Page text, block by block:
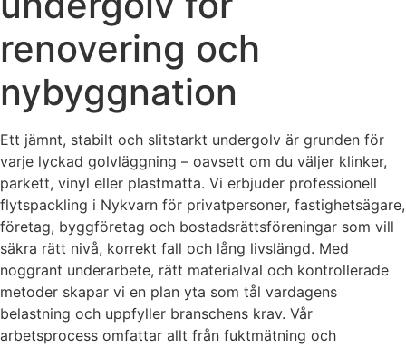
renovering och
nybyggnation
Ett jämnt, stabilt och slitstarkt undergolv är grunden för
varje lyckad golvläggning – oavsett om du väljer klinker,
parkett, vinyl eller plastmatta. Vi erbjuder professionell
flytspackling i Nykvarn för privatpersoner, fastighetsägare,
företag, byggföretag och bostadsrättsföreningar som vill
säkra rätt nivå, korrekt fall och lång livslängd. Med
noggrant underarbete, rätt materialval och kontrollerade
metoder skapar vi en plan yta som tål vardagens
belastning och uppfyller branschens krav. Vår
arbetsprocess omfattar allt från fuktmätning och